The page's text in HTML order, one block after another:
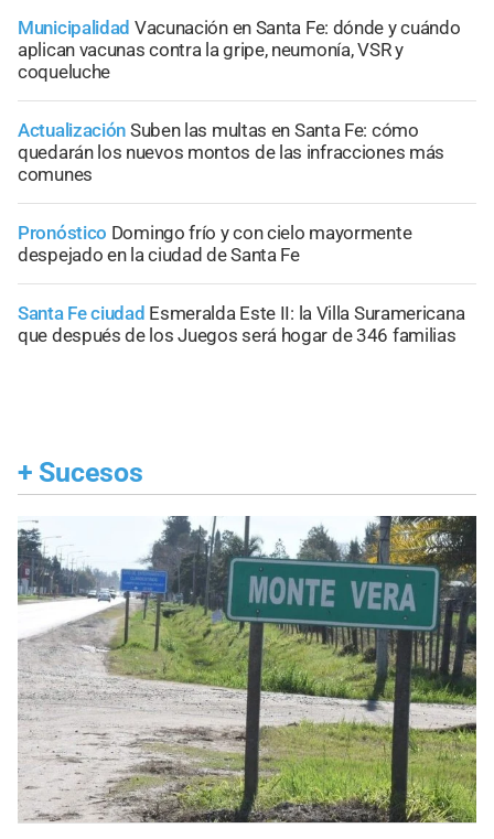
Municipalidad Vacunación en Santa Fe: dónde y cuándo
aplican vacunas contra la gripe, neumonía, VSR y
coqueluche
Actualización Suben las multas en Santa Fe: cómo
quedarán los nuevos montos de las infracciones más
comunes
Pronóstico Domingo frío y con cielo mayormente
despejado en la ciudad de Santa Fe
Santa Fe ciudad Esmeralda Este II: la Villa Suramericana
que después de los Juegos será hogar de 346 familias
+ Sucesos